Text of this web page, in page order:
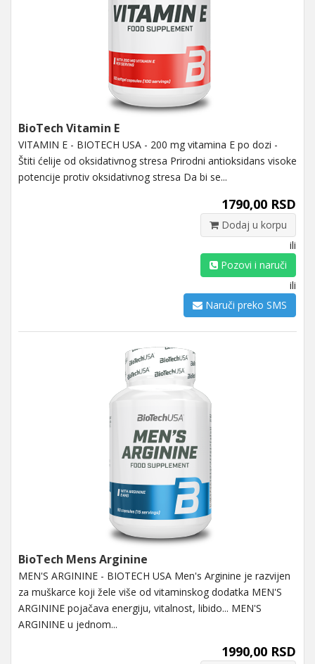
BioTech Vitamin E
VITAMIN E - BIOTECH USA - 200 mg vitamina E po dozi -
Štiti ćelije od oksidativnog stresa Prirodni antioksidans visoke
potencije protiv oksidativnog stresa Da bi se...
1790,00 RSD
Dodaj u korpu
ili
Pozovi i naruči
ili
Naruči preko SMS
BioTech Mens Arginine
MEN'S ARGININE - BIOTECH USA Men's Arginine je razvijen
za muškarce koji žele više od vitaminskog dodatka MEN'S
ARGININE pojačava energiju, vitalnost, libido... MEN'S
ARGININE u jednom...
1990,00 RSD